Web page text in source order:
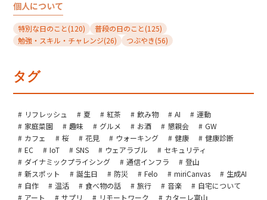
個人について
特別な日のこと(120) 普段の日のこと(125)
勉強・スキル・チャレンジ(26) つぶやき(56)
タグ
リフレッシュ 夏 紅茶 飲み物 AI
運動
家庭菜園
趣味 グルメ お酒 懇親会
GW
カフェ
桜 花見 ウォーキング 健康
健康診断
EC
IoT SNS ウェアラブル
セキュリティ
ダイナミックプライシング
通信インフラ
登山
新スポット
誕生日 防災 Felo miriCanvas
生成AI
自作
温活 食べ物の話 旅行 音楽
自宅について
アート
サプリ リモートワーク
カターレ富山